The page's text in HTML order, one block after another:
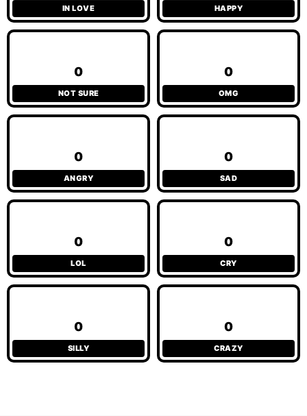
IN LOVE HAPPY
0
NOT SURE
0
OMG
0
ANGRY
0
SAD
0
LOL
0
CRY
0
SILLY
0
CRAZY